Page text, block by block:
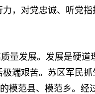
，对党忠诚、听党
量发展。发展是硬
端艰苦。苏区军民
模范县、模范乡。